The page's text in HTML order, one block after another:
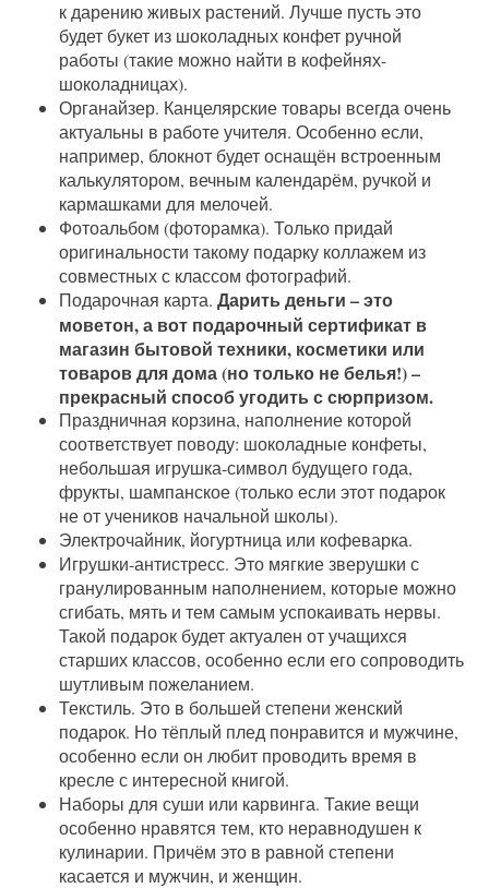
к дарению живых растений. Лучше пусть это
будет букет из шоколадных конфет ручной
работы (такие можно найти в кофейнях-
шоколадницах).
Органайзер. Канцелярские товары всегда очень
актуальны в работе учителя. Особенно если,
например, блокнот будет оснащён встроенным
калькулятором, вечным календарём, ручкой и
кармашками для мелочей.
Фотоальбом (фоторамка). Только придай
оригинальности такому подарку коллажем из
совместных с классом фотографий.
Подарочная карта.Дарить деньги – это
моветон, а вот подарочный сертификат в
магазин бытовой техники, косметики или
товаров для дома (но только не белья!) –
прекрасный способ угодить с сюрпризом.
Праздничная корзина, наполнение которой
соответствует поводу: шоколадные конфеты,
небольшая игрушка-символ будущего года,
фрукты, шампанское (только если этот подарок
не от учеников начальной школы).
Электрочайник, йогуртница или кофеварка.
Игрушки-антистресс. Это мягкие зверушки с
гранулированным наполнением, которые можно
сгибать, мять и тем самым успокаивать нервы.
Такой подарок будет актуален от учащихся
старших классов, особенно если его сопроводить
шутливым пожеланием.
Текстиль. Это в большей степени женский
подарок. Но тёплый плед понравится и мужчине,
особенно если он любит проводить время в
кресле с интересной книгой.
Наборы для суши или карвинга. Такие вещи
особенно нравятся тем, кто неравнодушен к
кулинарии. Причём это в равной степени
касается и мужчин, и женщин.